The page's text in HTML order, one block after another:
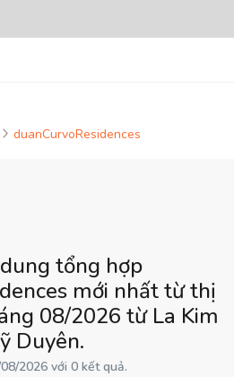
duanCurvoResidences
tổng hợp
mới nhất từ thị
08/2026 từ La Kim
Duyên.
2026 với 0 kết quả.